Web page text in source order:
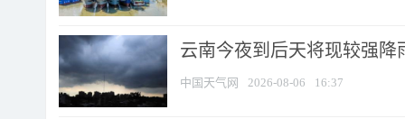
云南今夜到后天将现较强降
中国天气网 2026-08-06 16:37